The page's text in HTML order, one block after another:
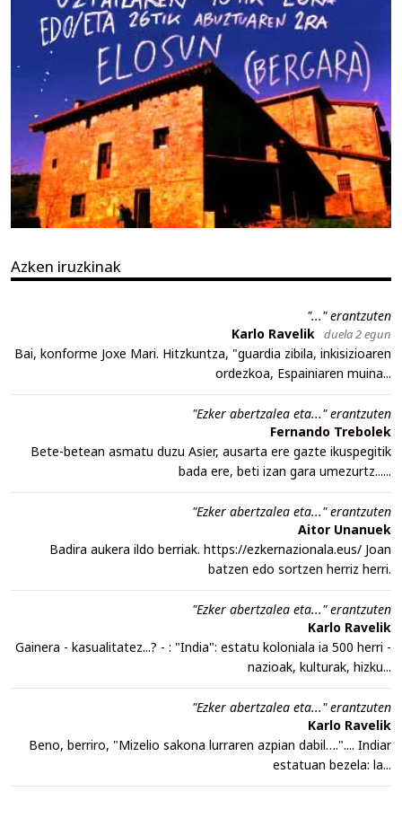
Azken iruzkinak
"..." erantzuten
Karlo Ravelik duela 2 egun
Bai, konforme Joxe Mari. Hitzkuntza, "guardia zibila, inkisizioaren
ordezkoa, Espainiaren muina...
"Ezker abertzalea eta..." erantzuten
Fernando Trebolek
Bete-betean asmatu duzu Asier, ausarta ere gazte ikuspegitik
bada ere, beti izan gara umezurtz......
"Ezker abertzalea eta..." erantzuten
Aitor Unanuek
Badira aukera ildo berriak. https://ezkernazionala.eus/ Joan
batzen edo sortzen herriz herri.
"Ezker abertzalea eta..." erantzuten
Karlo Ravelik
Gainera - kasualitatez...? - : "India": estatu koloniala ia 500 herri -
nazioak, kulturak, hizku...
"Ezker abertzalea eta..." erantzuten
Karlo Ravelik
Beno, berriro, "Mizelio sakona lurraren azpian dabil….".... Indiar
estatuan bezela: la...